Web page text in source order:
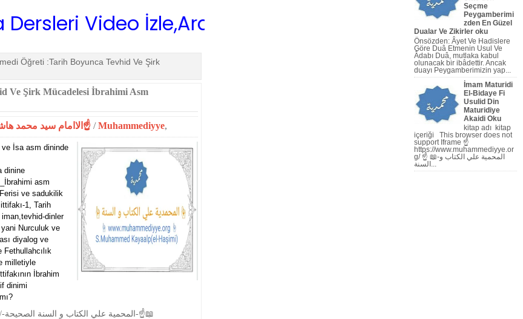
Video İzle,Arapça Sarf,Arapça Nahiv
Öğreti :Tarih Boyunca Tevhid Ve Şirk
Ve Şirk Mücadelesi İbrahimi Asm
☝الاامام سيد محمد هاشمي الموسوي☝المحمدية☝ /Muhammediyye,
İsa asm dininde
dinine
asm
ve sadukilik
1, Tarih
dinler
Nurculuk ve
diyalog ve
milletiyle
İbrahim
dinimi
☝📖https://www.muhammediyye.org/-المحمية علي الكتاب و السنة الصحيحة-☝📖
Seçme
Peygamberimi
zden En Güzel
Dualar Ve Zikirler oku
Önsözden: Âyet Ve Hadislere
Göre Duâ Etmenin Usul Ve
Âdabı Duâ, mutlaka kabul
olunacak bir ibâdettir. Ancak
duayı Peygamberi­mizin yap...
İmam Maturidi
El-Bidaye Fi
Usulid Din
Maturidiye
Akaidi Oku
kitap adı kitap
içeriği This browser does not
support Iframe ☝
https://www.muhammediyye.or
g/ ☝ 📖-المحمية علي الكتاب و
السنة...